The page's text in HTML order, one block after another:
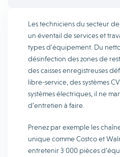
Les techniciens du secteur
un éventail de services et
types d’équipement. Du
désinfection des zones de
des caisses enregistreuses
libre-service, des systèmes
systèmes électriques, il ne
d’entretien à faire.
Prenez par exemple les
unique comme Costco et
entretenir 3 000 pièces